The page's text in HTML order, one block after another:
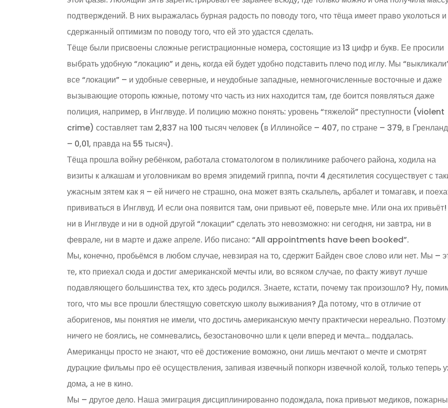
подтверждений. В них выражалась бурная радость по поводу того, что тёща имеет право уколоться и
сдержанный оптимизм по поводу того, что ей это удастся сделать.
Тёще были присвоены сложные регистрационные номера, состоящие из 13 цифр и букв. Ее просили
выбрать удобную “локацию” и день, когда ей будет удобно подставить плечо под иглу. Мы
все “локации” – и удобные северные, и неудобные западные, немногочисленные восточные и даже
вызывающие оторопь южные, потому что часть из них находится там, где боится появляться даже
полиция, например, в Инглвуде. И полицию можно понять: уровень “тяжелой” преступности (violent
crime) составляет там 2,837 на 100 тысяч человек (в Иллинойсе – 407, по стране – 379, в
– 0,01, правда на 55 тысяч).
Тёща прошла войну ребёнком, работала стоматологом в поликлинике рабочего района, ходила на
визиты к алкашам и уголовникам во время эпидемий гриппа, почти 4 десятилетия сосуществует с
ужасным зятем как я – ей ничего не страшно, она может взять скальпель, арбалет и томагавк, и
прививаться в Инглвуд. И если она появится там, они привьют её, поверьте мне. Или она их
ни в Инглвуде и ни в одной другой “локации” сделать это невозможно: ни сегодня, ни завтра, ни в
феврале, ни в марте и даже апреле. Ибо писано: “All appointments have been booked”.
Мы, конечно, пробьёмся в любом случае, невзирая на то, сдержит Байден свое слово или нет. Мы –
те, кто приехал сюда и достиг американской мечты или, во всяком случае, по факту живут лучше
подавляющего большинства тех, кто здесь родился. Знаете, кстати, почему так произошло? Ну,
того, что мы все прошли блестящую советскую школу выживания? Да потому, что в отличие от
аборигенов, мы понятия не имели, что достичь американскую мечту практически нереально.
ничего не боялись, не сомневались, безостановочно шли к цели вперед и мечта… поддалась.
Американцы просто не знают, что её достижение воможно, они лишь мечтают о мечте и смотрят
дурацкие фильмы про её осуществления, запивая извечный попкорн извечной колой, только теперь
дома, а не в кино.
Мы – другое дело. Наша эмиграция дисциплинированно подождала, пока привьют медиков,